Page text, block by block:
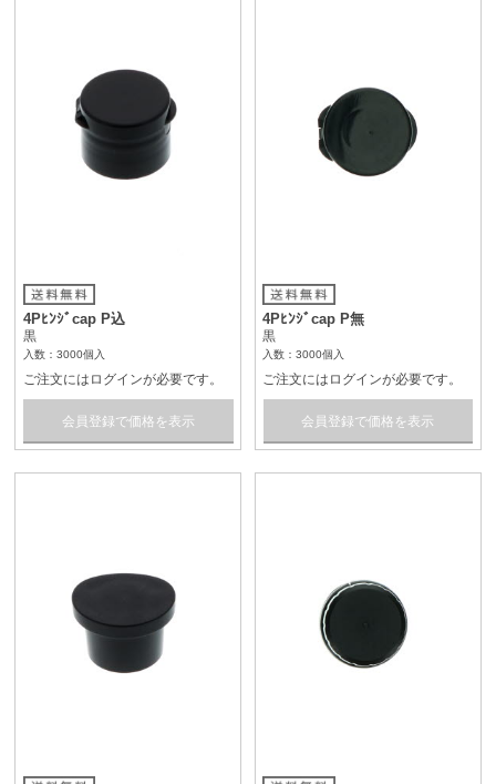
4Pﾋﾝｼﾞcap P込
黒
入数：3000個入
ご注文にはログインが必要です。
会員登録で価格を表示
4Pﾋﾝｼﾞcap P無
黒
入数：3000個入
ご注文にはログインが必要です。
会員登録で価格を表示